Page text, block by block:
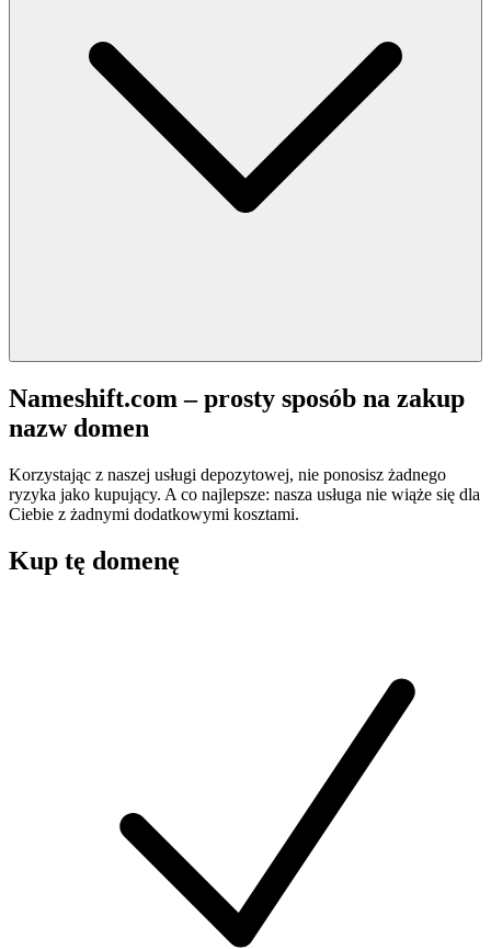
Nameshift.com – prosty sposób na zakup
nazw domen
Korzystając z naszej usługi depozytowej, nie ponosisz żadnego
ryzyka jako kupujący. A co najlepsze: nasza usługa nie wiąże się dla
Ciebie z żadnymi dodatkowymi kosztami.
Kup tę domenę